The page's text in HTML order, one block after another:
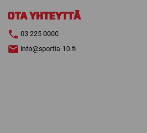
OTA YHTEYTTÄ
03 225 0000
info@sportia-10.fi